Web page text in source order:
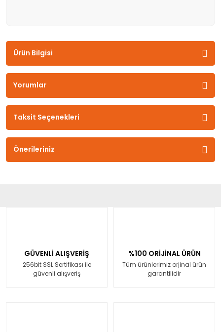
Ürün Bilgisi
Yorumlar
Taksit Seçenekleri
Önerileriniz
GÜVENLİ ALIŞVERİŞ
256bit SSL Sertifikası ile
güvenli alışveriş
%100 ORİJİNAL ÜRÜN
Tüm ürünlerimiz orjinal ürün
garantilidir